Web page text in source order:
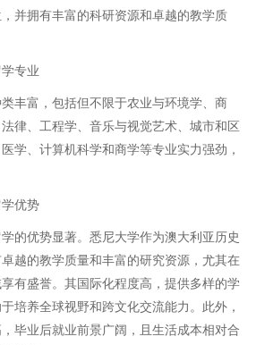
并拥有丰富的科研资源和卓越的教学质
专业
丰富，包括但不限于农业与环境学、商
律、工程学、音乐与视觉艺术、城市和区
学、计算机科学和商学等专业实力强劲，
优势
的优势显著。悉尼大学作为澳大利亚历史
越的教学质量和丰富的研究资源，尤其在
有盛誉。其国际化程度高，提供多样的学
培养全球视野和跨文化交流能力。此外，
毕业后就业前景广阔，且生活成本相对合